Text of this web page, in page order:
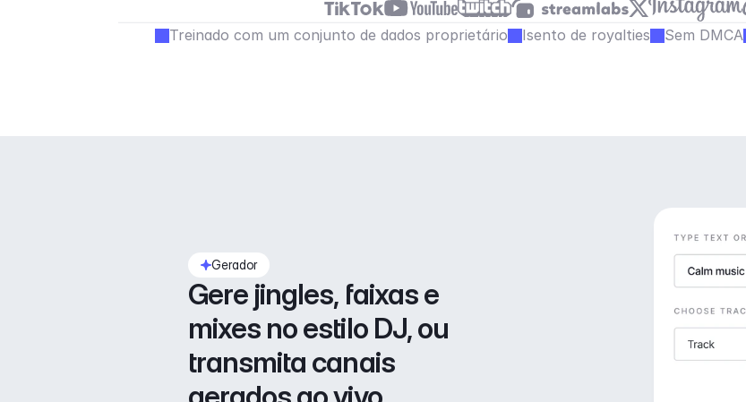
Treinado com um conjunto de dados proprietário Isento de royalties Sem DMCA
Gerador
Gere jingles, faixas e
mixes no estilo DJ, ou
transmita canais